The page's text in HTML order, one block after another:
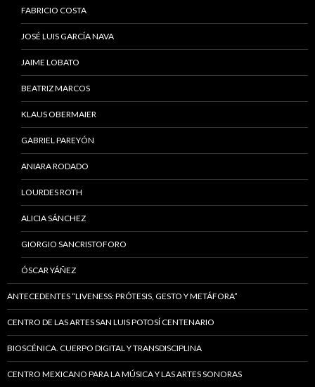
FABRICIO COSTA
JOSÉ LUIS GARCÍA NAVA
JAIME LOBATO
BEATRIZ MARCOS
KLAUS OBERMAIER
GABRIEL PAREYÓN
ANIARA RODADO
LOURDES ROTH
ALICIA SÁNCHEZ
GIORGIO SANCRISTOFORO
ÓSCAR YÁÑEZ
ANTECEDENTES “LIVENESS: PRÓTESIS, GESTO Y METÁFORA”
CENTRO DE LAS ARTES SAN LUIS POTOSÍ CENTENARIO
BIOSCÉNICA. CUERPO DIGITAL Y TRANSDISCIPLINA
CENTRO MEXICANO PARA LA MÚSICA Y LAS ARTES SONORAS